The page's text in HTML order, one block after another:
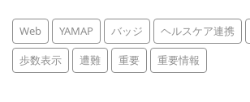
Web YAMAP バッジ ヘルスケア連携
歩数表示
遭難 重要 重要情報